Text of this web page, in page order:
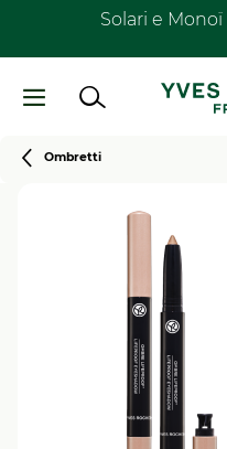
principale
Solari e Monoï
Breadcrumb
Ombretti